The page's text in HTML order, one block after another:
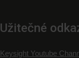
Užitečné
Keysight Youtube